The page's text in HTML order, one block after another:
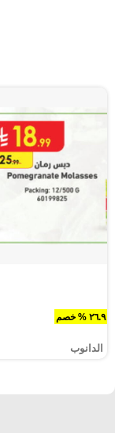
٢٦.٩ % خصم
الدانوب